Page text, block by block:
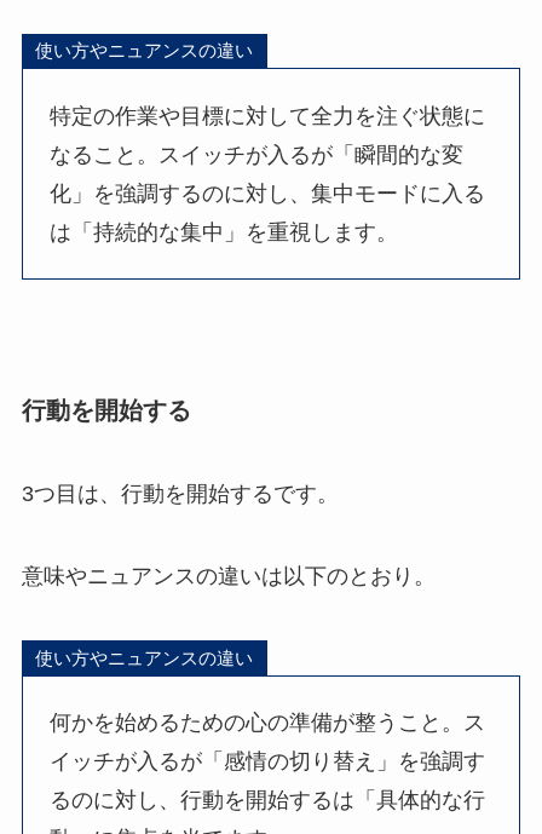
使い方やニュアンスの違い
特定の作業や目標に対して全力を注ぐ状態に
なること。スイッチが入るが「瞬間的な変
化」を強調するのに対し、集中モードに入る
は「持続的な集中」を重視します。
行動を開始する
3つ目は、行動を開始するです。
意味やニュアンスの違いは以下のとおり。
使い方やニュアンスの違い
何かを始めるための心の準備が整うこと。ス
イッチが入るが「感情の切り替え」を強調す
るのに対し、行動を開始するは「具体的な行